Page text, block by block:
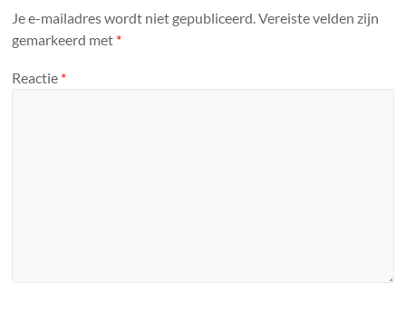
Je e-mailadres wordt niet gepubliceerd.Vereiste velden zijn
gemarkeerd met *
Reactie *